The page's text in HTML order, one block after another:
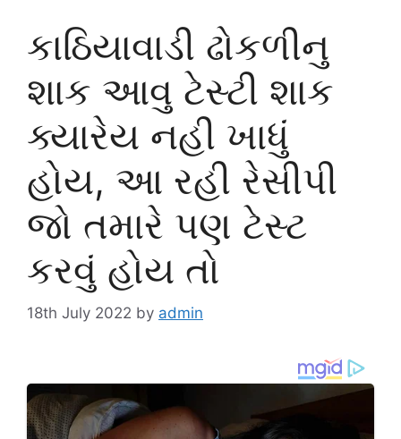
કાઠિયાવાડી ઢોકળીનુ
શાક આવુ ટેસ્ટી શાક
ક્યારેય નહી ખાધું
હોય, આ રહી રેસીપી
જો તમારે પણ ટેસ્ટ
કરવું હોય તો
18th July 2022 by admin